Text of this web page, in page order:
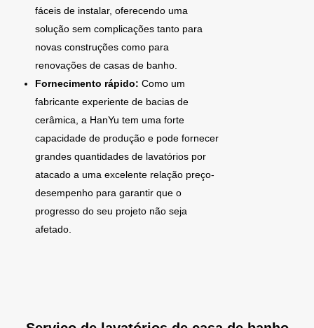
fáceis de instalar, oferecendo uma
solução sem complicações tanto para
novas construções como para
renovações de casas de banho.
Fornecimento rápido: Como um
fabricante experiente de bacias de
cerâmica, a HanYu tem uma forte
capacidade de produção e pode fornecer
grandes quantidades de lavatórios por
atacado a uma excelente relação preço-
desempenho para garantir que o
progresso do seu projeto não seja
afetado.